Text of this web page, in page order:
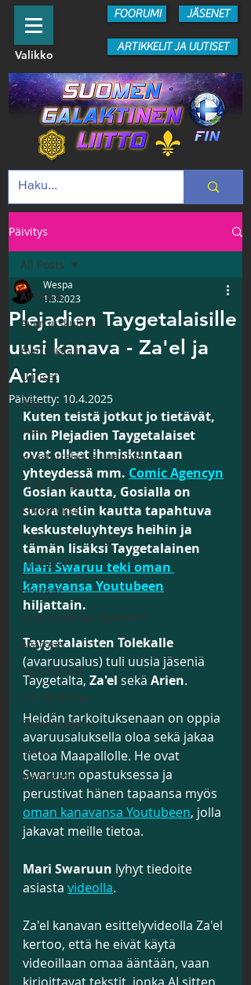
JÄSENET
FOORUMI
Valikko
ARTIKKELIT JA UUTISET
Päivitys
All Posts
Avaruuskulttuuri
Avaruuslajit
Uutiset
Ufot
Videot
Haastattelut ja Luennot
Tilanneraportti
Kokemukset
Tiede ja Teknologia
Todisteet
Historia
Salaisuudet ja Mysteerit
Avaruus
Kanavoinnit
SGL tiedottaa
Tapahtumat
Kuvat
Meditaatio
All Posts
Plejadien Taygetalaisille
uusi kanava - Za'el ja
Arien
Wespa
1.3.2023
Päivitetty: 10.4.2025
Kuten teistä jotkut jo tietävät,
niin Plejadien Taygetalaiset
ovat olleet ihmiskuntaan
yhteydessä mm. Comic Agencyn
Gosian kautta, Gosialla on
suora netin kautta tapahtuva
keskusteluyhteys heihin ja
tämän lisäksi Taygetalainen
Mari Swaruu teki oman
kanavansa Youtubeen
hiljattain.
Taygetalaisten Tolekalle
(avaruusalus) tuli uusia jäseniä
Taygetalta, Za'el sekä Arien.
Heidän tarkoituksenaan on oppia
avaruusaluksella oloa sekä jakaa
tietoa Maapallolle. He ovat
Swaruun opastuksessa ja
perustivat hänen tapaansa myös
oman kanavansa Youtubeen, jolla
jakavat meille tietoa.
Mari Swaruun lyhyt tiedoite
asiasta videolla.
Za'el kanavan esittelyvideolla Za'el
kertoo, että he eivät käytä
videoillaan omaa ääntään, vaan